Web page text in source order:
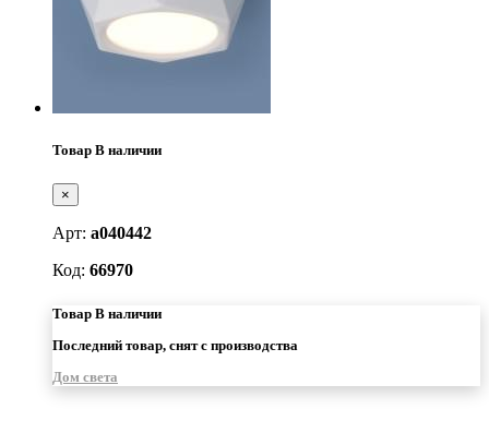
Товар В наличии
×
Арт: a040442
Код: 66970
Товар В наличии
Последний товар, снят с производства
Дом света